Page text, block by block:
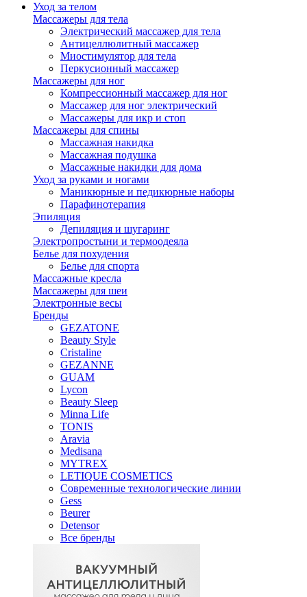
Уход за телом
Массажеры для тела
Электрический массажер для тела
Антицеллюлитный массажер
Миостимулятор для тела
Перкусионный массажер
Массажеры для ног
Компрессионный массажер для ног
Массажер для ног электрический
Массажеры для икр и стоп
Массажеры для спины
Массажная накидка
Массажная подушка
Массажные накидки для дома
Уход за руками и ногами
Маникюрные и педикюрные наборы
Парафинотерапия
Эпиляция
Депиляция и шугаринг
Электропростыни и термоодеяла
Белье для похудения
Белье для спорта
Массажные кресла
Массажеры для шеи
Электронные весы
Бренды
GEZATONE
Beauty Style
Cristaline
GEZANNE
GUAM
Lycon
Beauty Sleep
Minna Life
TONIS
Aravia
Medisana
MYTREX
LETIQUE COSMETICS
Современные технологические линии
Gess
Beurer
Detensor
Все бренды